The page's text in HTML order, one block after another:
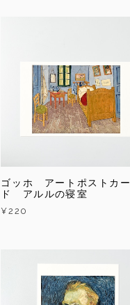
ゴッホ アートポストカー
ド アルルの寝室
¥220